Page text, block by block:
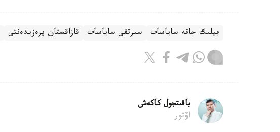
بيلىك جانە ساياسات سىرتقى ساياسات قازاقستان پرەزيدەنتى
باقىتجول كاكەش
اۆتور